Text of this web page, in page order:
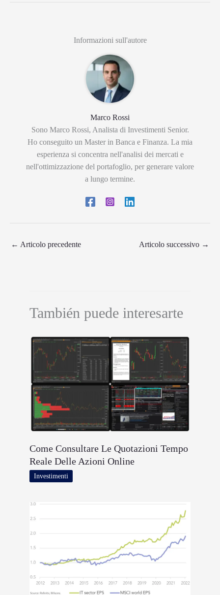
Informazioni sull'autore
Marco Rossi
Sono Marco Rossi, Analista di Investimenti Senior.
Ho conseguito un Master in Banca e Finanza. La mia
esperienza si concentra nell'analisi dei mercati e
nell'ottimizzazione del portafoglio, per generare valore
a lungo termine.
← Articolo precedente Articolo successivo →
También puede interesarte
Come Consultare Le Quotazioni Tempo
Reale Delle Azioni Online
Investimenti